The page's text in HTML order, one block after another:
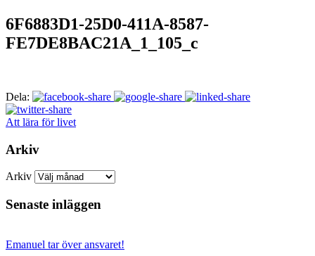
6F6883D1-25D0-411A-8587-
FE7DE8BAC21A_1_105_c
Dela:
Att lära för livet
Arkiv
Arkiv
Senaste inläggen
Emanuel tar över ansvaret!